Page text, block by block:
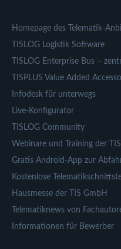
Homepage des Telematik-
TISLOG Logistik Software
TISLOG Enterprise Bus –
TISPLUS Value Added
Infodesk für unterwegs
Live-Konfigurator
TISLOG Community
Webinare und Training der
Gratis Android-App zur
Kostenlose
Hausmesse der TIS GmbH
Telematiknews von
Informationen für Bewerber